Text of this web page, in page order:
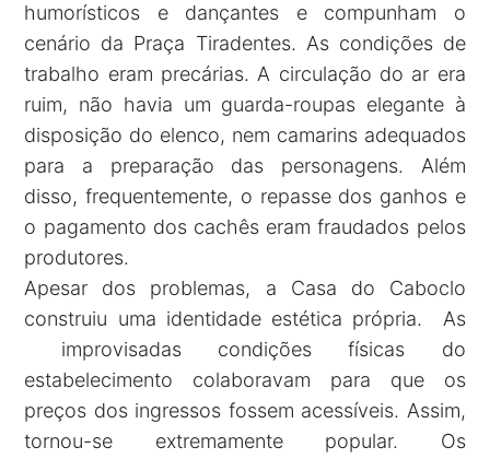
humorísticos e dançantes e compunham o
cenário da Praça Tiradentes. As condições de
trabalho eram precárias. A circulação do ar era
ruim, não havia um guarda-roupas elegante à
disposição do elenco, nem camarins adequados
para a preparação das personagens. Além
disso, frequentemente, o repasse dos ganhos e
o pagamento dos cachês eram fraudados pelos
produtores.
Apesar dos problemas, a Casa do Caboclo
construiu uma identidade estética própria. As
improvisadas condições físicas do
estabelecimento colaboravam para que os
preços dos ingressos fossem acessíveis. Assim,
tornou-se extremamente popular. Os